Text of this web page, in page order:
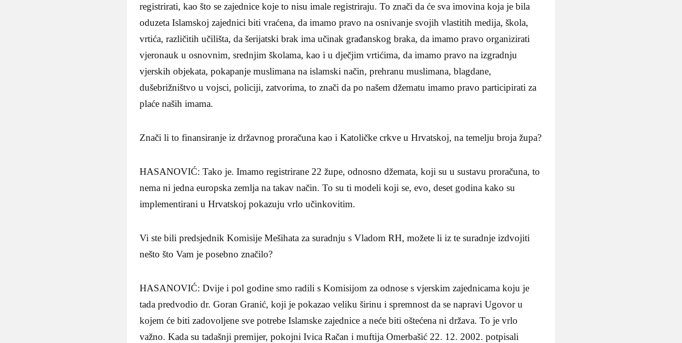
registrirati, kao što se zajednice koje to nisu imale registriraju. To znači da će sva imovina koja je bila
oduzeta Islamskoj zajednici biti vraćena, da imamo pravo na osnivanje svojih vlastitih medija, škola,
vrtića, različitih učilišta, da šerijatski brak ima učinak građanskog braka, da imamo pravo organizirati
vjeronauk u osnovnim, srednjim školama, kao i u dječjim vrtićima, da imamo pravo na izgradnju
vjerskih objekata, pokapanje muslimana na islamski način, prehranu muslimana, blagdane,
dušebrižništvo u vojsci, policiji, zatvorima, to znači da po našem džematu imamo pravo participirati za
plaće naših imama.
Znači li to finansiranje iz državnog proračuna kao i Katoličke crkve u Hrvatskoj, na temelju broja župa?
HASANOVIĆ: Tako je. Imamo registrirane 22 župe, odnosno džemata, koji su u sustavu proračuna, to
nema ni jedna europska zemlja na takav način. To su ti modeli koji se, evo, deset godina kako su
implementirani u Hrvatskoj pokazuju vrlo učinkovitim.
Vi ste bili predsjednik Komisije Mešihata za suradnju s Vladom RH, možete li iz te suradnje izdvojiti
nešto što Vam je posebno značilo?
HASANOVIĆ: Dvije i pol godine smo radili s Komisijom za odnose s vjerskim zajednicama koju je
tada predvodio dr. Goran Granić, koji je pokazao veliku širinu i spremnost da se napravi Ugovor u
kojem će biti zadovoljene sve potrebe Islamske zajednice a neće biti oštećena ni država. To je vrlo
važno. Kada su tadašnji premijer, pokojni Ivica Račan i muftija Omerbašić 22. 12. 2002. potpisali